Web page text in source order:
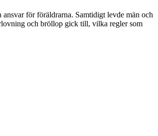
för föräldrarna. Samtidigt levde män och
och bröllop gick till, vilka regler som